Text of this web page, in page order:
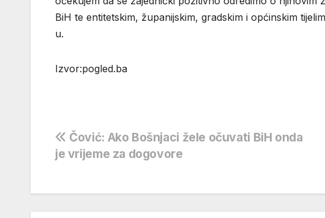
BiH te entitetskim, županijskim, gradskim i općinskim
u.
Izvor:pogled.ba
Navigacija
objava
Čović: Ako Bošnjaci žele očuvati BiH onda
je vrijeme za dogovore